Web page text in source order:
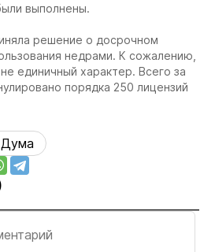
выполнены.
решение о досрочном
недрами. К сожалению,
единичный характер. Всего за
порядка 250 лицензий
Дума